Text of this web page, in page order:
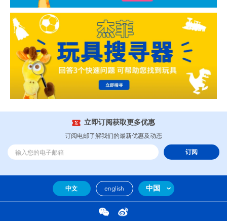
立即订阅获取更多优惠
订阅电邮了解我们的最新优惠及动态
订阅
中文 english 中国